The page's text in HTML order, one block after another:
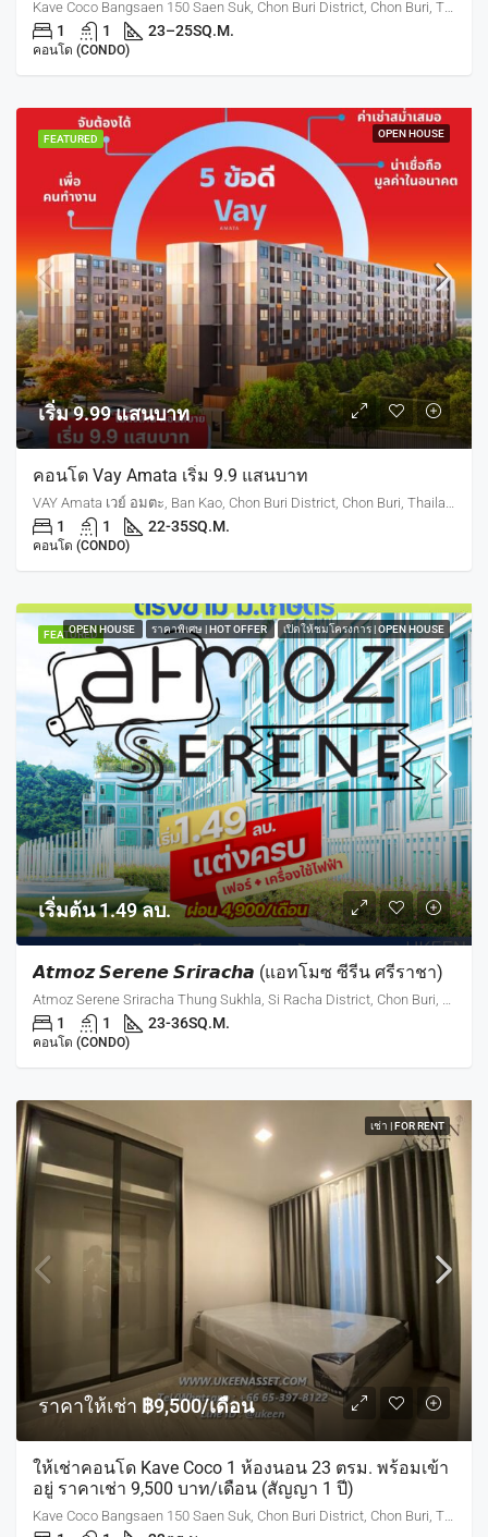
1 1 23–25SQ.M.
คอนโด (CONDO)
FEATURED OPEN HOUSE
เริ่ม 9.99 แสนบาท
คอนโด Vay Amata เริ่ม 9.9 แสนบาท
VAY Amata เวย์ อมตะ, Ban Kao, Chon Buri District, Chon Buri, Thailand
1 1 22-35SQ.M.
คอนโด (CONDO)
FEATUREDOPEN HOUSE ราคาพิเศษ | HOT OFFER เปิดให้ชมโครงการ | OPEN HOUSE
เริ่มต้น 1.49 ลบ.
𝘼𝙩𝙢𝙤𝙯 𝙎𝙚𝙧𝙚𝙣𝙚 𝙎𝙧𝙞𝙧𝙖𝙘𝙝𝙖 (แอทโมซ ซีรีน ศรีราชา)
1 1 23-36SQ.M.
คอนโด (CONDO)
เช่า | FOR RENT
ราคาให้เช่า ฿9,500/เดือน
ให้เช่าคอนโด Kave Coco 1 ห้องนอน 23 ตรม. พร้อมเข้า
อยู่ ราคาเช่า 9,500 บาท/เดือน (สัญญา 1 ปี)
Kave Coco Bangsaen 150 Saen Suk, Chon Buri District, Chon Buri, Thailand